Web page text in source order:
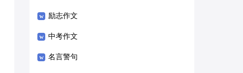
励志作文
中考作文
名言警句